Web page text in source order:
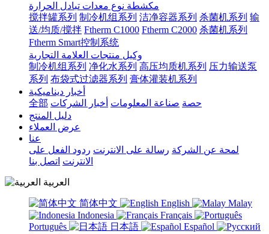
مكشطة نوع معدات تبادل الحرارة
搅拌罐系列 制冷机组系列 洁净容器系列 杀菌机系列 输
送/均质/搅拌 Ftherm C1000 Ftherm C2000 杀菌机系列
Ftherm Smart控制系统
وكيل منتجات العلامة التجارية
制冷机组系列 净化水系列 高压均质机系列 压力输送泵
系列 布袋式过滤器系列 膏体灌装机系列
أخبار ديناميكية
全部
حصة صناعة المعلومات أخبار الشركات
دليل المنتج
عرض العملاء
عنا
لمحة عن الشركة رسالة على الانترنت ردود الفعل على
الانترنت اتصل بنا
العربية
简体中文 English
Malay
Indonesia
Français
Português
日本語
Español